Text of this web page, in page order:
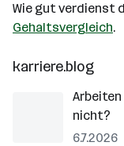
Wie gut verdienst
Gehaltsvergleich.
karriere.blog
Arbeiten
nicht?
6.7.2026